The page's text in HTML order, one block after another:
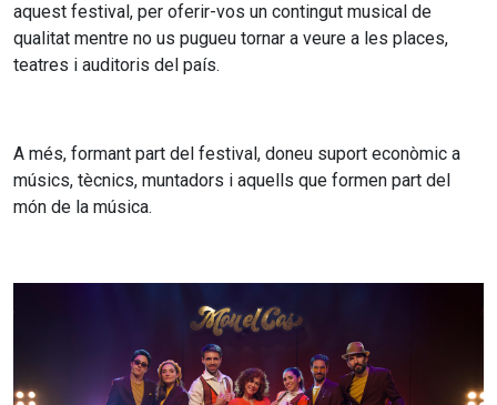
aquest festival, per oferir-vos un contingut musical de
qualitat mentre no us pugueu tornar a veure a les places,
teatres i auditoris del país.
A més, formant part del festival, doneu suport econòmic a
músics, tècnics, muntadors i aquells que formen part del
món de la música.